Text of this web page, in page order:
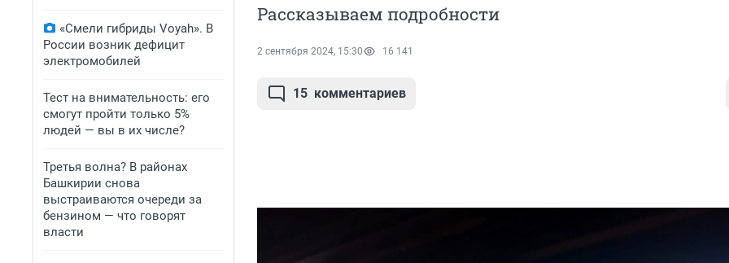
«Смели гибриды Voyah». В
России возник дефицит
электромобилей
Тест на внимательность: его
смогут пройти только 5%
людей — вы в их числе?
Третья волна? В районах
Башкирии снова
выстраиваются очереди за
бензином — что говорят
власти
Рассказываем подробности
2 сентября 2024, 15:30 16 141
15 комментариев